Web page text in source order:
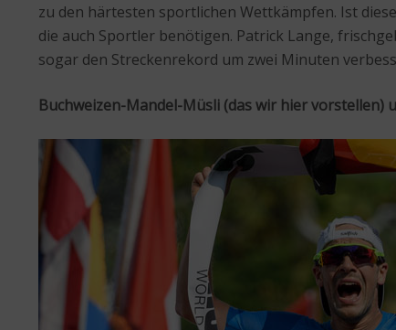
zu den härtesten sportlichen Wettkämpfen. Ist
die auch Sportler benötigen. Patrick Lange,
sogar den Streckenrekord um zwei Minuten
Buchweizen-Mandel-Müsli (das wir hier vorstellen)